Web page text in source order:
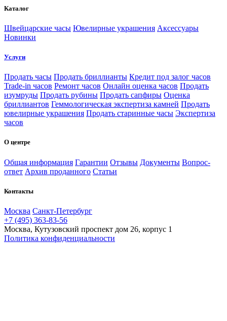
Каталог
Швейцарские часы Ювелирные украшения Аксессуары
Новинки
Услуги
Продать часы Продать бриллианты Кредит под залог часов
Trade-in часов Ремонт часов Онлайн оценка часов Продать
изумруды Продать рубины Продать сапфиры Оценка
бриллиантов Геммологическая экспертиза камней Продать
ювелирные украшения Продать старинные часы Экспертиза
часов
О центре
Общая информация Гарантии Отзывы Документы Вопрос-
ответ Архив проданного Статьи
Контакты
Москва Санкт-Петербург
+7 (495) 363-83-56
Москва, Кутузовский проспект дом 26, корпус 1
Политика конфиденциальности